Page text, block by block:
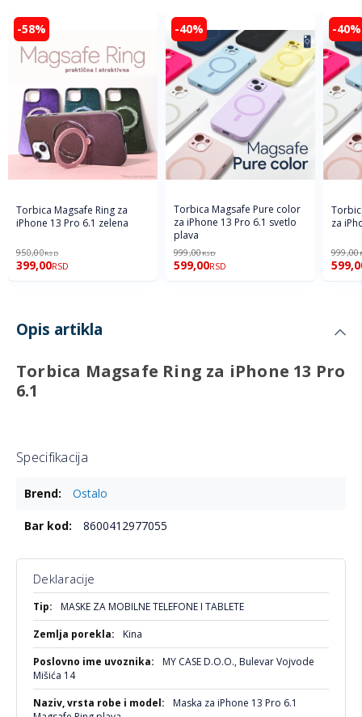
-58%
Torbica Magsafe Ring za
iPhone 13 Pro 6.1 zelena
950,00RSD
399,00RSD
-40%
Torbica Magsafe Pure color
za iPhone 13 Pro 6.1 svetlo
plava
999,00RSD
599,00RSD
-40%
za
999,00
Opis artikla
Torbica Magsafe Ring za iPhone 13 Pro
6.1
Specifikacija
informacijaOstalo
8600412977055
Deklaracije
Više
informacija
MASKE ZA MOBILNE TELEFONE I TABLETE
Kina
MY CASE D.O.O., Bulevar Vojvode
Mišića 14
Maska za iPhone 13 Pro 6.1